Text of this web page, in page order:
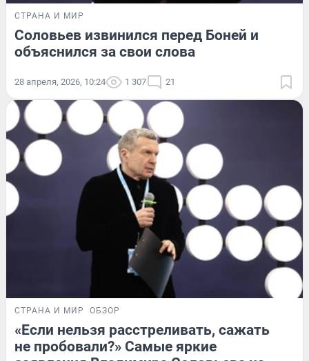
СТРАНА И МИР
Соловьев извинился перед Боней и
объяснился за свои слова
28 апреля, 2026, 10:24 1 307 21
СТРАНА И МИР ОБЗОР
«Если нельзя расстреливать, сажать
не пробовали?» Самые яркие